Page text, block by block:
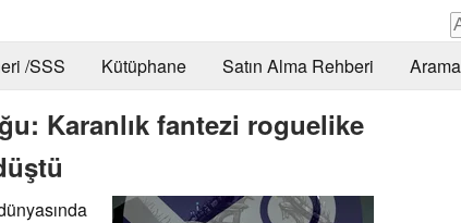
/SSS Kütüphane Satın Alma Rehberi Arama
Karanlık fantezi roguelike